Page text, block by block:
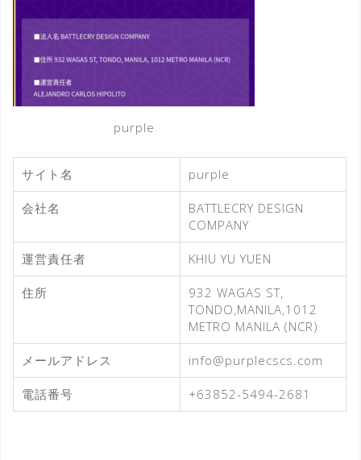
purple
サイト名 purple
会社名
BATTLECRY DESIGN
COMPANY
運営責任者 KHIU YU YUEN
住所
932 WAGAS ST,
TONDO,MANILA,1012
METRO MANILA (NCR)
メールアドレス info@purplecscs.com
電話番号 +63852-5494-2681